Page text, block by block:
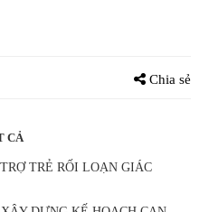
Chia sẻ
CẢ
TRẺ RỐI LOẠN GIÁC